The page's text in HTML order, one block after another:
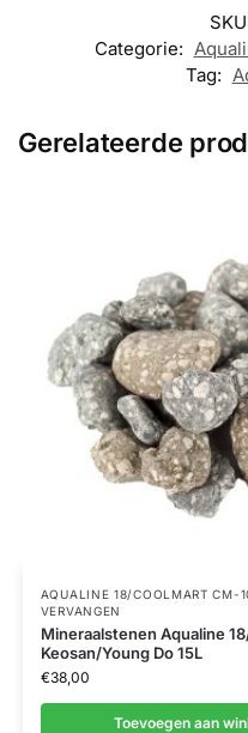
Categorie:
Tag:
Gerelateerde
AQUALINE 18/COOLMART CM-
VERVANGEN
Mineraalstenen Aqualine
Keosan/Young Do 15L
€38,00
Toevoegen aan